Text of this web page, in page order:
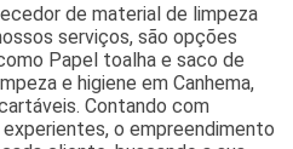
de material de limpeza
serviços, são opções
Papel toalha e saco de
e higiene em Canhema,
Contando com
o empreendimento